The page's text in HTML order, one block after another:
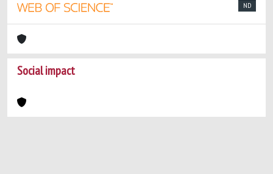
ND
Social impact